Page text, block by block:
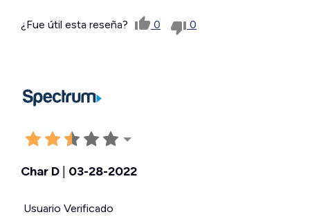
¿Fue útil esta reseña? 0 0
Char D | 03-28-2022
Usuario Verificado